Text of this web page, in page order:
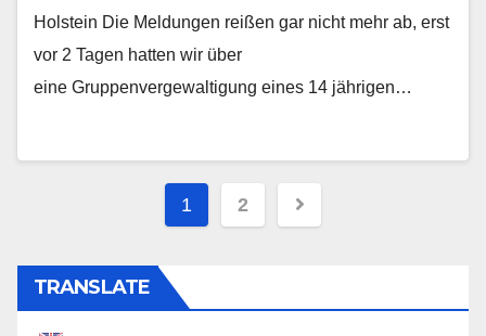
Holstein Die Meldungen reißen gar nicht mehr ab, erst
vor 2 Tagen hatten wir über
eine Gruppenvergewaltigung eines 14 jährigen…
Beitragsnavigation
1 2
TRANSLATE